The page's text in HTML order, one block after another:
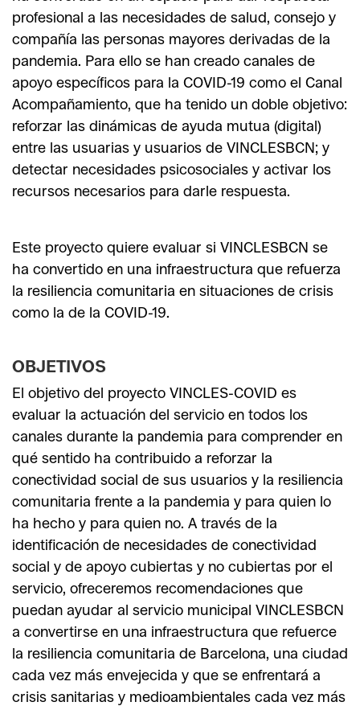
profesional a las necesidades de salud, consejo y
compañía las personas mayores derivadas de la
pandemia. Para ello se han creado canales de
apoyo específicos para la COVID-19 como el Canal
Acompañamiento, que ha tenido un doble objetivo:
reforzar las dinámicas de ayuda mutua (digital)
entre las usuarias y usuarios de VINCLESBCN; y
detectar necesidades psicosociales y activar los
recursos necesarios para darle respuesta.
Este proyecto quiere evaluar si VINCLESBCN se
ha convertido en una infraestructura que refuerza
la resiliencia comunitaria en situaciones de crisis
como la de la COVID-19.
OBJETIVOS
El objetivo del proyecto VINCLES-COVID es
evaluar la actuación del servicio en todos los
canales durante la pandemia para comprender en
qué sentido ha contribuido a reforzar la
conectividad social de sus usuarios y la resiliencia
comunitaria frente a la pandemia y para quien lo
ha hecho y para quien no. A través de la
identificación de necesidades de conectividad
social y de apoyo cubiertas y no cubiertas por el
servicio, ofreceremos recomendaciones que
puedan ayudar al servicio municipal VINCLESBCN
a convertirse en una infraestructura que refuerce
la resiliencia comunitaria de Barcelona, una ciudad
cada vez más envejecida y que se enfrentará a
crisis sanitarias y medioambientales cada vez más